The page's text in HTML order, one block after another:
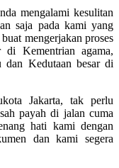
mengalami kesulitan
saja pada kami yang
mengerjakan proses
Kementrian agama,
Kedutaan besar di
Jakarta, tak perlu
payah di jalan cuma
hati kami dengan
dan kami segera